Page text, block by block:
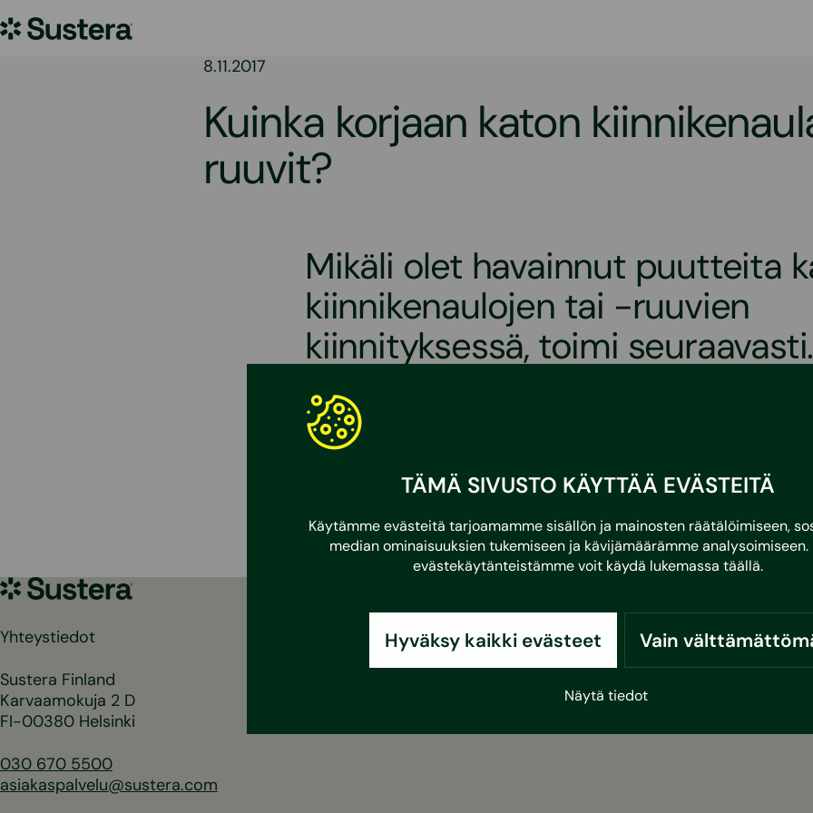
TÄMÄ SIVUSTO KÄYTTÄÄ EVÄSTEITÄ
Käytämme evästeitä tarjoamamme sisällön ja mainosten räätälöimiseen,
median ominaisuuksien tukemiseen ja kävijämäärämme analysoimiseen.
evästekäytänteistämme voit käydä lukemassa täällä.
Hyväksy kaikki evästeet Vain
Näytä tiedot
sisältöön
Sustera
8.11.2017
Kuinka korjaan katon
ruuvit?
Mikäli olet havainnut puutteita
kiinnikenaulojen tai -ruuvien
kiinnityksessä, toimi seuraavasti.
Selvitä nykyinen kattokiinniketapa/ruuvi/naula ja hanki
kiinnikeitä. Naulojen kohdalla suositellaan niiden korjaamista
etuna on huomattavasti pidempi huoltoväli kuin nauloilla.
Tarvitset kiinnitykseen vasaran/akkuporakoneen/ruuvimeisselin.
vaurioitumaan.
Muista huomioida turvallinen liikkuminen katolla!
Sustera
Yhteystiedot
Sustera Finland
Karvaamokuja 2 D
FI-00380 Helsinki
030 670 5500
asiakaspalvelu@sustera.com
Yritykset
Referenssit
Ajankohtaista
Ura Susteralla
Vastuullisuus
Yhteystiedot